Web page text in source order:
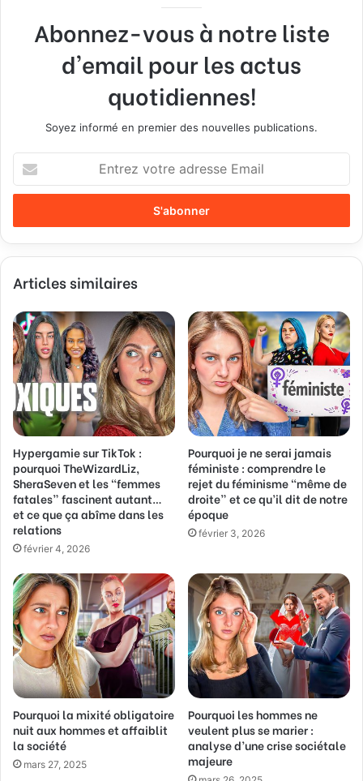
Abonnez-vous à notre liste
d'email pour les actus
quotidiennes!
Soyez informé en premier des nouvelles publications.
t
e
z
o
r
e
a
d
r
e
s
s
e
E
m
a
i
l
Articles similaires
Hypergamie sur TikTok :
pourquoi TheWizardLiz,
SheraSeven et les “femmes
fatales” fascinent autant…
et ce que ça abîme dans les
relations
février 4, 2026
Pourquoi je ne serai jamais
féministe : comprendre le
rejet du féminisme “même de
droite” et ce qu’il dit de notre
époque
février 3, 2026
Pourquoi la mixité obligatoire
nuit aux hommes et affaiblit
la société
mars 27, 2025
Pourquoi les hommes ne
veulent plus se marier :
analyse d’une crise sociétale
majeure